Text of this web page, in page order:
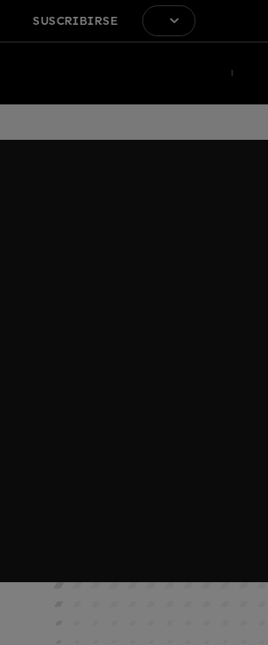
SUSCRIBIRSE